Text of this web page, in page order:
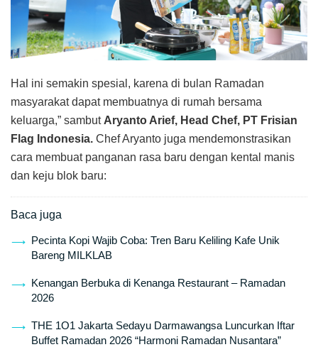
Hal ini semakin spesial, karena di bulan Ramadan
masyarakat dapat membuatnya di rumah bersama
keluarga,” sambut Aryanto Arief, Head Chef, PT Frisian
Flag Indonesia. Chef Aryanto juga mendemonstrasikan
cara membuat panganan rasa baru dengan kental manis
dan keju blok baru:
Baca juga
Pecinta Kopi Wajib Coba: Tren Baru Keliling Kafe Unik
Bareng MILKLAB
Kenangan Berbuka di Kenanga Restaurant – Ramadan
2026
THE 1O1 Jakarta Sedayu Darmawangsa Luncurkan Iftar
Buffet Ramadan 2026 “Harmoni Ramadan Nusantara”